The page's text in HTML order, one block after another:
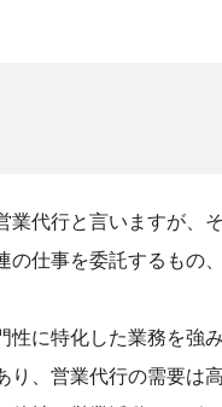
代行と言いますが、
仕事を委託するもの
に特化した業務を強
、営業代行の需要は